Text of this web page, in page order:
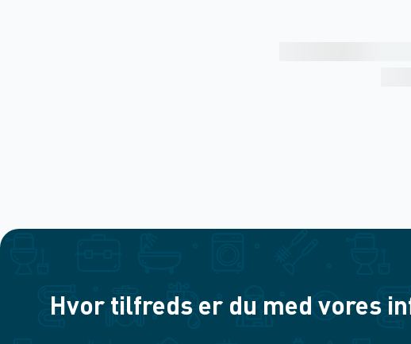
Hvor tilfreds er du med vores